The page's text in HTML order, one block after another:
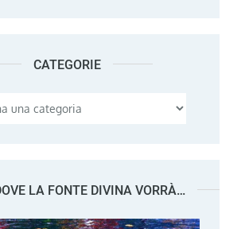
CATEGORIE
LA FONTE DIVINA VORRÀ…